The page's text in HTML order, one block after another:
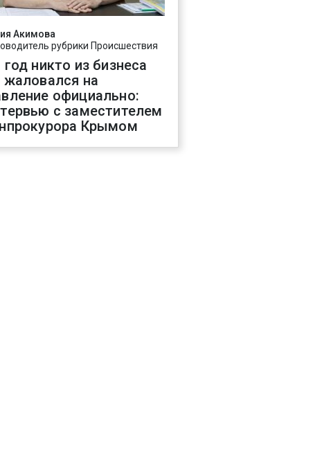
Акимова
рубрики Происшествия
год никто из бизнеса
жаловался на
официально:
с заместителем
Крымом